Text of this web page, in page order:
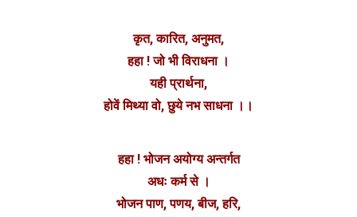
कृत, कारित, अनुमत,
हहा ! जो भी विराधना ।
यही प्रार्थना,
होवें मिथ्या वो, छुये नभ साधना ।।
हहा ! भोजन अयोग्य अन्तर्गत
अधः कर्म से ।
भोजन पाण, पणय, बीज, हरि,